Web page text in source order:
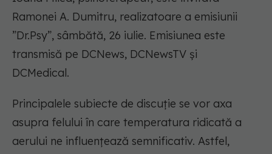
Ramonei A. Dumitru, realizatoare a emisiunii
”Dr.Psy”, sâmbătă, 26 iulie. Emisiunea este
transmisă pe DCNews, DCNewsTV și
DCMedical.
Principalele subiecte de discuție se vor axa
asupra felului în care temperatura ridicată a
aerului ne influențează semnificativ. Astfel,